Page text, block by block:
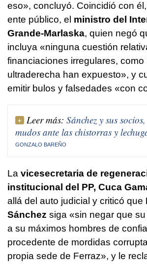
eso», concluyó. Coincidió con
ente público, el ministro del
Grande-Marlaska, quien negó
incluya «ninguna cuestión
financiaciones irregulares,
ultraderecha han expuesto», y
emitir bulos y falsedades «con
Leer más: Sánchez y sus socios,
mudos ante las chistorras y
GONZALO BAREÑO
La vicesecretaria de
institucional del PP, Cuca
allá del auto judicial y criticó que
Sánchez siga «sin negar que
a su máximos hombres de
procedente de mordidas
propia sede de Ferraz», y le